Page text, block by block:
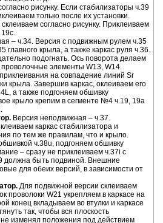
рисунку. Если стабилизаторы ч.39
только после их установки.
согласно рисунку. Приклеиваем
– ч.34. Версия с подвижным рулем ч.35
главного крыла, а также каркас руля ч.36.
подогнать. Ось поворота делаем
элементы W13, W14.
на совпадение линий Sr
крыла. Завершив каркас, оклеиваем его
а также подгоняем обшивку
крыло крепим в сегменте №4 ч.19, 19а
Версия неподвижная – ч.37.
каркас стабилизатора и
по тем же правилам, что и крыло.
ч.38u, подгоняем обшивку
– сразу не приклеиваем ч.37i с
должна быть подвиной. Внешние
для обеих версий, в зависимости от
Для подвижной версии склеиваем
проволоки W21 укрепляем в каркасе на
конец вкладываем во втулки и каркасе
так, чтобы вся плоскость
изменял положения под действием